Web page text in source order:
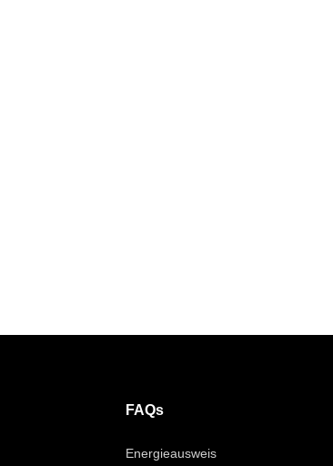
FAQs
Energieausweis